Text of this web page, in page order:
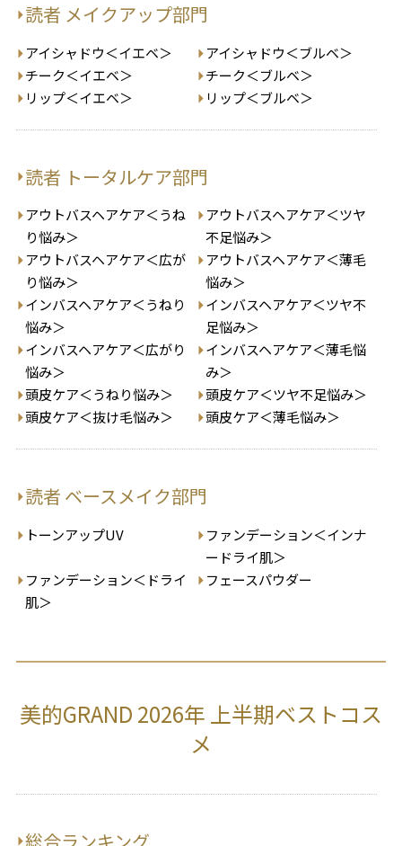
読者 メイクアップ部門
アイシャドウ＜イエベ＞
アイシャドウ＜ブルベ＞
チーク＜イエベ＞
チーク＜ブルベ＞
リップ＜イエベ＞
リップ＜ブルベ＞
読者 トータルケア部門
アウトバスヘアケア＜うね
り悩み＞
アウトバスヘアケア＜ツヤ
不足悩み＞
アウトバスヘアケア＜広が
り悩み＞
アウトバスヘアケア＜薄毛
悩み＞
インバスヘアケア＜うねり
悩み＞
インバスヘアケア＜ツヤ不
足悩み＞
インバスヘアケア＜広がり
悩み＞
インバスヘアケア＜薄毛悩
み＞
頭皮ケア＜うねり悩み＞
頭皮ケア＜ツヤ不足悩み＞
頭皮ケア＜抜け毛悩み＞
頭皮ケア＜薄毛悩み＞
読者 ベースメイク部門
トーンアップUV
ファンデーション＜インナ
ードライ肌＞
ファンデーション＜ドライ
肌＞
フェースパウダー
美的GRAND 2026年 上半期ベストコス
メ
総合ランキング